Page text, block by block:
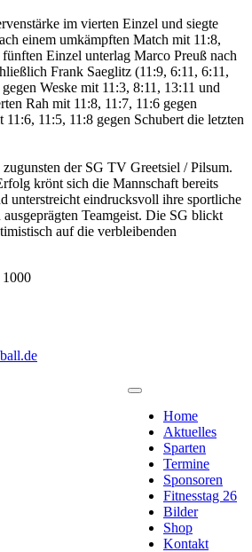
im vierten Einzel und siegte
einem umkämpften Match mit 11:8,
Einzel unterlag Marco Preuß nach
Frank Saeglitz (11:9, 6:11, 6:11,
Weske mit 11:3, 8:11, 13:11 und
Rah mit 11:8, 11:7, 11:6 gegen
11:5, 11:8 gegen Schubert die letzten
der SG TV Greetsiel / Pilsum.
krönt sich die Mannschaft bereits
unterstreicht eindrucksvoll ihre sportliche
Teamgeist. Die SG blickt
auf die verbleibenden
Home
Aktuelles
Sparten
Termine
Sponsoren
Fitnesstag 26
Bilder
Shop
Kontakt